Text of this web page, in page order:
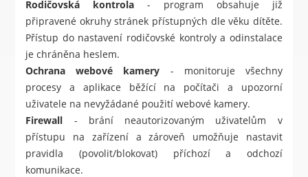
Rodičovská kontrola - program obsahuje již
připravené okruhy stránek přístupných dle věku dítěte.
Přístup do nastavení rodičovské kontroly a odinstalace
je chráněna heslem.
Ochrana webové kamery - monitoruje všechny
procesy a aplikace běžící na počítači a upozorní
uživatele na nevyžádané použití webové kamery.
Firewall - brání neautorizovaným uživatelům v
přístupu na zařízení a zároveň umožňuje nastavit
pravidla (povolit/blokovat) příchozí a odchozí
komunikace.